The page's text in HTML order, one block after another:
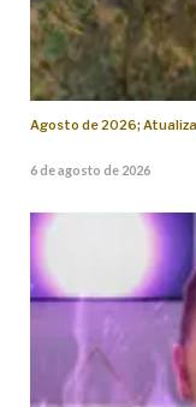
Agosto de 2026;
6 de agosto de 2026